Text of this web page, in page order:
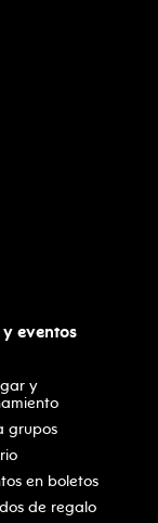
eventos
y
grupos
en boletos
de regalo